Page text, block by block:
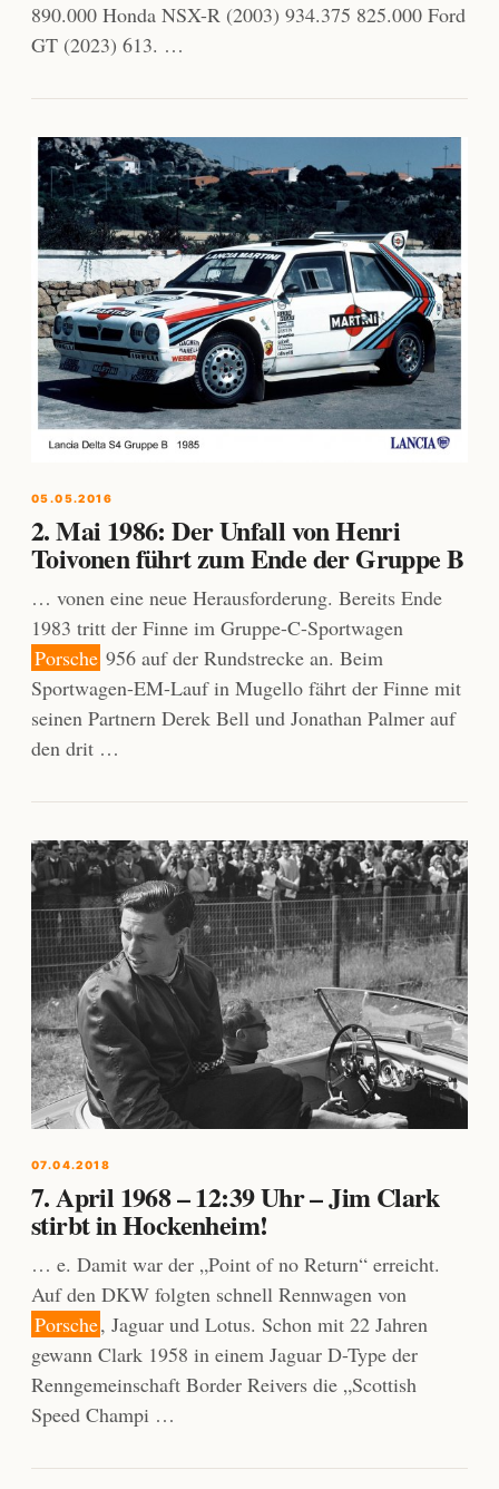
890.000 Honda NSX-R (2003) 934.375 825.000 Ford
GT (2023) 613. …
05.05.2016
2. Mai 1986: Der Unfall von Henri
Toivonen führt zum Ende der Gruppe B
… vonen eine neue Herausforderung. Bereits Ende
1983 tritt der Finne im Gruppe-C-Sportwagen
Porsche 956 auf der Rundstrecke an. Beim
Sportwagen-EM-Lauf in Mugello fährt der Finne mit
seinen Partnern Derek Bell und Jonathan Palmer auf
den drit …
07.04.2018
7. April 1968 – 12:39 Uhr – Jim Clark
stirbt in Hockenheim!
… e. Damit war der „Point of no Return“ erreicht.
Auf den DKW folgten schnell Rennwagen von
Porsche, Jaguar und Lotus. Schon mit 22 Jahren
gewann Clark 1958 in einem Jaguar D-Type der
Renngemeinschaft Border Reivers die „Scottish
Speed Champi …